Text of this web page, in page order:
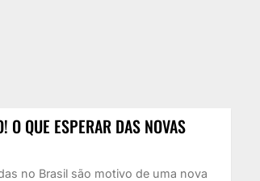
O QUE ESPERAR DAS NOVAS
no Brasil são motivo de uma nova